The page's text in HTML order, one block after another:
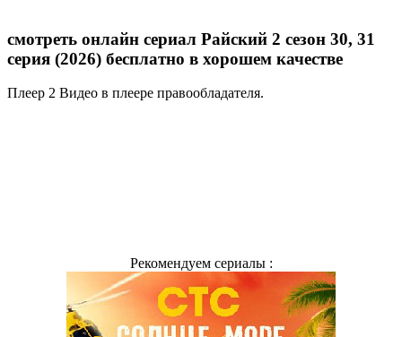
смотреть онлайн сериал Райский 2 сезон 30, 31
серия (2026) бесплатно в хорошем качестве
Плеер 2 Видео в плеере правообладателя.
Рекомендуем сериалы :